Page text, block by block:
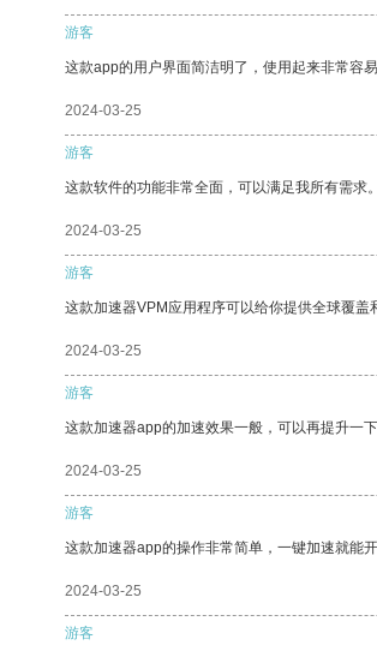
游客
这款app的用户界面简洁明了，使用起来非常容
2024-03-25
游客
这款软件的功能非常全面，可以满足我所有需求。
2024-03-25
游客
这款加速器VPM应用程序可以给你提供全球覆盖
2024-03-25
游客
这款加速器app的加速效果一般，可以再提升一
2024-03-25
游客
这款加速器app的操作非常简单，一键加速就能开
2024-03-25
游客